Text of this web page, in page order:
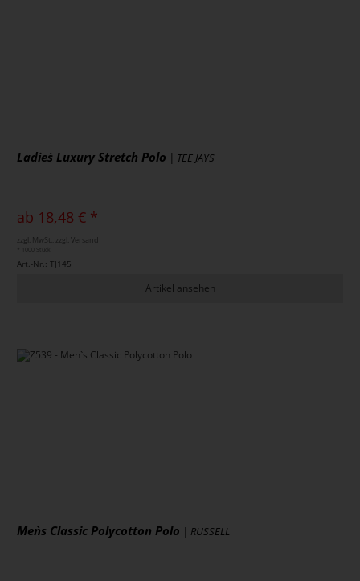
Ladies` Luxury Stretch Polo | TEE JAYS
ab 18,48 € *
zzgl. MwSt., zzgl. Versand
Art.-Nr.: TJ145
Artikel ansehen
Men`s Classic Polycotton Polo | RUSSELL